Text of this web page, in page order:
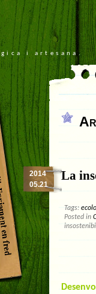
i artesana.
La
2014
05.21
Tags:
Posted in